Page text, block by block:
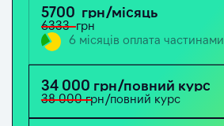
5700 грн/місяць
6333 грн
6 місяців оплата частинами
34 000 грн/повний курс
38 000 грн/повний курс